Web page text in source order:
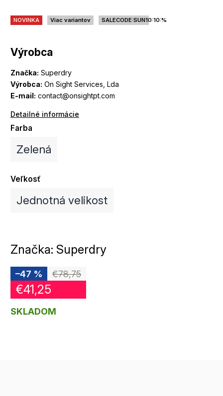
Výrobca
Značka: Superdry
Výrobca: On Sight Services, Lda
E-mail: contact@onsightpt.com
Detailné informácie
NOVINKA Viac variantov SALECODE:SUN10:10:%
Farba
Zelená
Veľkosť
Jednotná velikost
Značka: Superdry
€78,75
–47 %
€41,25
SKLADOM